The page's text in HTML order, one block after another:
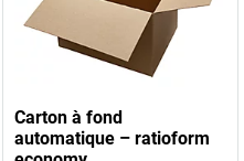
Carton à fond
automatique – ratioform